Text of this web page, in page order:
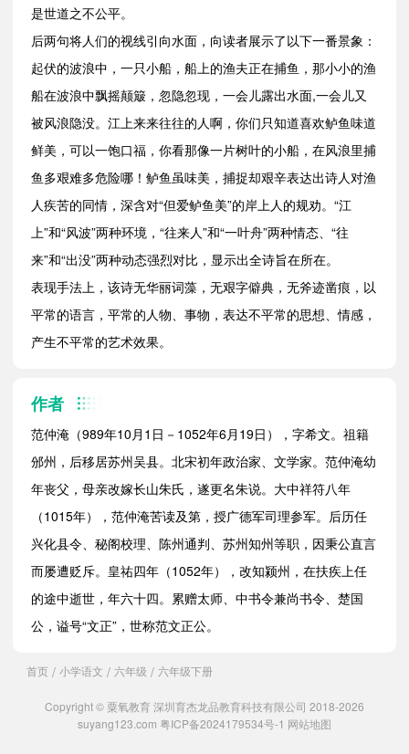
是世道之不公平。
后两句将人们的视线引向水面，向读者展示了以下一番景象：
起伏的波浪中，一只小船，船上的渔夫正在捕鱼，那小小的渔
船在波浪中飘摇颠簸，忽隐忽现，一会儿露出水面,一会儿又
被风浪隐没。江上来来往往的人啊，你们只知道喜欢鲈鱼味道
鲜美，可以一饱口福，你看那像一片树叶的小船，在风浪里捕
鱼多艰难多危险哪！鲈鱼虽味美，捕捉却艰辛表达出诗人对渔
人疾苦的同情，深含对“但爱鲈鱼美”的岸上人的规劝。“江
上”和“风波”两种环境，“往来人”和“一叶舟”两种情态、“往
来”和“出没”两种动态强烈对比，显示出全诗旨在所在。
表现手法上，该诗无华丽词藻，无艰字僻典，无斧迹凿痕，以
平常的语言，平常的人物、事物，表达不平常的思想、情感，
产生不平常的艺术效果。
作者
范仲淹（989年10月1日－1052年6月19日），字希文。祖籍
邠州，后移居苏州吴县。北宋初年政治家、文学家。范仲淹幼
年丧父，母亲改嫁长山朱氏，遂更名朱说。大中祥符八年
（1015年），范仲淹苦读及第，授广德军司理参军。后历任
兴化县令、秘阁校理、陈州通判、苏州知州等职，因秉公直言
而屡遭贬斥。皇祐四年（1052年），改知颍州，在扶疾上任
的途中逝世，年六十四。累赠太师、中书令兼尚书令、楚国
公，谥号“文正”，世称范文正公。
首页 / 小学语文 / 六年级 / 六年级下册
Copyright © 粟氧教育 深圳育杰龙品教育科技有限公司 2018-2026
suyang123.com 粤ICP备2024179534号-1 网站地图